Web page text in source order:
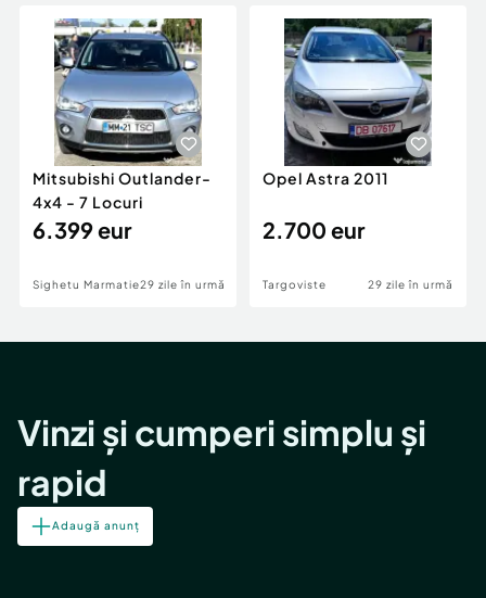
Servicii
Animale de companie
Afaceri și echipamente profesionale
Inchiriere Bunuri si Vehicule
Utilaje agricole si industriale
Piese auto si accesorii
Dacia Duster
Mitsubishi Outlander-
4x4 - 7 Locuri
6.399 eur
Sighetu Marmatiei29 zile în urmă
Opel Astra 2011
2.700 eur
Targoviste 29 zile în urmă
Vinzi și cumperi simplu și
rapid
Adaugă anunț